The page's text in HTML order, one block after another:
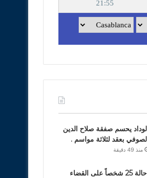
يحسم صفقة صلاح الدين
بعقد لثلاثة مواسم .
منذ 49 دقيقة
إحالة 25 شخصاً على القضاء